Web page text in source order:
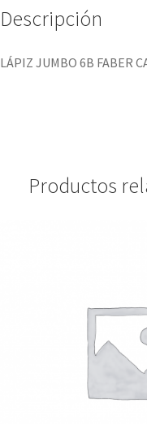
Descripción
LÁPIZ JUMBO 6B FABER
Productos